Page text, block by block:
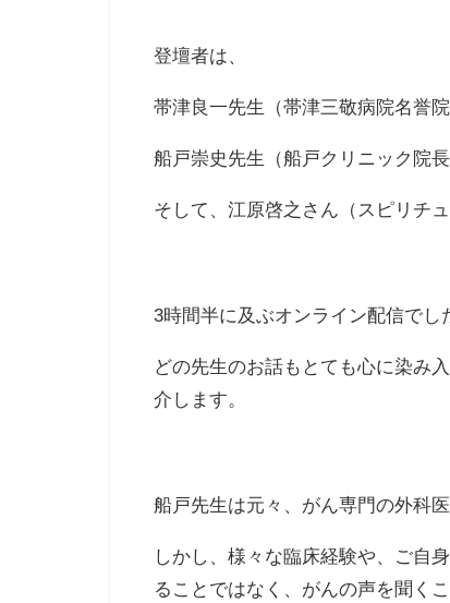
登壇者は、
帯津良一先生（帯津三敬病院名誉
船戸崇史先生（船戸クリニック院
そして、江原啓之さん（スピリチ
3時間半に及ぶオンライン配信でし
どの先生のお話もとても心に染み
介します。
船戸先生は元々、がん専門の外科医
しかし、様々な臨床経験や、ご自
ることではなく、がんの声を聞く